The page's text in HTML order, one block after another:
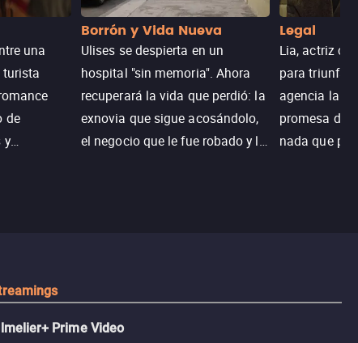
una
de
y
Borrón y Vida Nueva
Ulises se despierta en un
hospital "sin memoria". Ahora
recuperará la vida que perdió: la
exnovia que sigue acosándolo,
el negocio que le fue robado y la
Legal
Lia, actriz
para triunfar
agencia la
promesa de
nada que
Prime Video